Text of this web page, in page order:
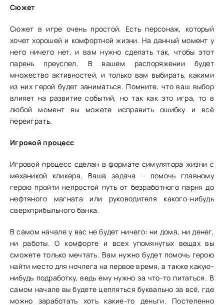
Сюжет
Сюжет в игре очень простой. Есть персонаж, который
хочет хорошей и комфортной жизни. На данный момент у
него ничего нет, и вам нужно сделать так, чтобы этот
парень преуспел. В вашем распоряжении будет
множество активностей, и только вам выбирать, какими
из них герой будет заниматься. Помните, что ваш выбор
влияет на развитие событий, но так как это игра, то в
любой момент вы можете исправить ошибку и всё
переиграть.
Игровой процесс
Игровой процесс сделан в формате симулятора жизни с
механикой кликера. Ваша задача – помочь главному
герою пройти непростой путь от безработного парня до
нефтяного магната или руководителя какого-нибудь
сверхприбыльного банка.
В самом начале у вас не будет ничего: ни дома, ни денег,
ни работы. О комфорте и всех упомянутых вещах вы
сможете только мечтать. Вам нужно будет помочь герою
найти место для ночлега на первое время, а также какую-
нибудь подработку, ведь ему нужно за что-то питаться. В
самом начале вы будете цепляться буквально за всё, где
можно заработать хоть какие-то деньги. Постепенно